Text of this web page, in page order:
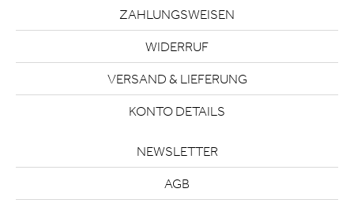
ZAHLUNGSWEISEN
WIDERRUF
VERSAND & LIEFERUNG
KONTO DETAILS
NEWSLETTER
AGB